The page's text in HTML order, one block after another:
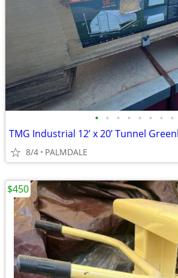
• • • • • • • •
8/4 PALMDALE
$450